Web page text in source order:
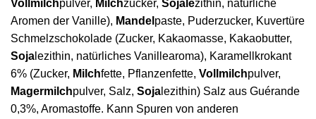
Vollmilchpulver, Milchzucker, Sojalezithin, natürliche
Aromen der Vanille), Mandel paste, Puderzucker, Kuvertüre
Schmelzschokolade (Zucker, Kakaomasse, Kakaobutter,
Soja lezithin, natürliches Vanillearoma), Karamellkrokant
6% (Zucker, Milchfette, Pflanzenfette, Vollmilchpulver,
Magermilchpulver, Salz, Soja lezithin) Salz aus Guérande
0,3%, Aromastoffe. Kann Spuren von anderen